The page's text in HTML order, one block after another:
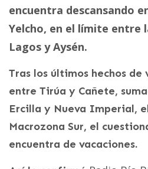
encuentra descansando
Yelcho, en el límite entre
Lagos y Aysén.
Tras los últimos hechos
entre Tirúa y Cañete,
Ercilla y Nueva Imperial,
Macrozona Sur, el
encuentra de vacaciones.